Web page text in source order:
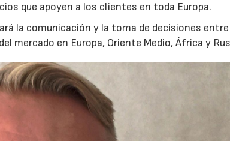
que apoyen a los clientes en toda Europa.
la comunicación y la toma de decisiones entre
mercado en Europa, Oriente Medio, África y